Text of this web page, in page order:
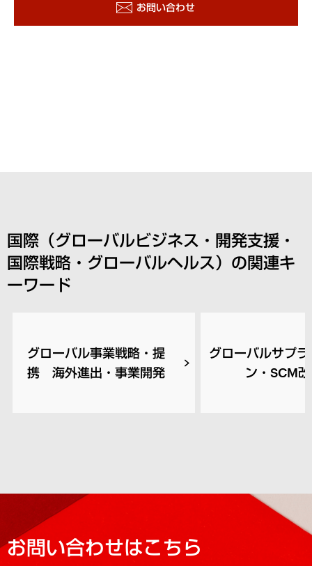
お問い合わせ
国際（グローバルビジネス・開発支援・
国際戦略・グローバルヘルス）の関連キ
ーワード
グローバル事業戦略・提
携 海外進出・事業開発
グローバルサプ
ン・SCM
お問い合わせはこちら